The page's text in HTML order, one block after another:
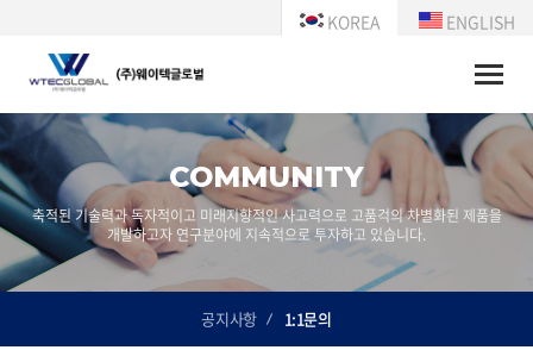
KOREA ENGLISH
Toggle
COMMUNITY
축적된 기술력과 독자적이고 미래지향적인 사고력으로 고품걱의 차별화된 제품을
개발하고자 연구분야에 지속적으로 투자하고 있습니다.
공지사항 1:1문의